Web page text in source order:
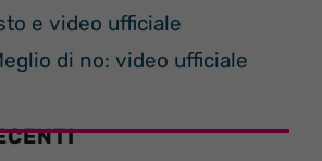
e video ufficiale
di no: video ufficiale